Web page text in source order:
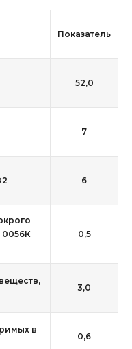
Показатель
52,0
7
6
0056К
0,5
3,0
в
0,6